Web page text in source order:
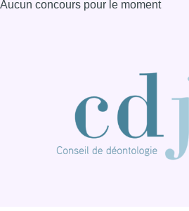
Aucun concours pour le moment